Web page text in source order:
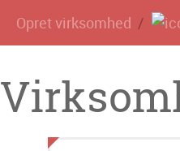
Opret virksomhed